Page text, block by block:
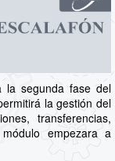
la segunda fase del
la gestión del
transferencias,
empezara a